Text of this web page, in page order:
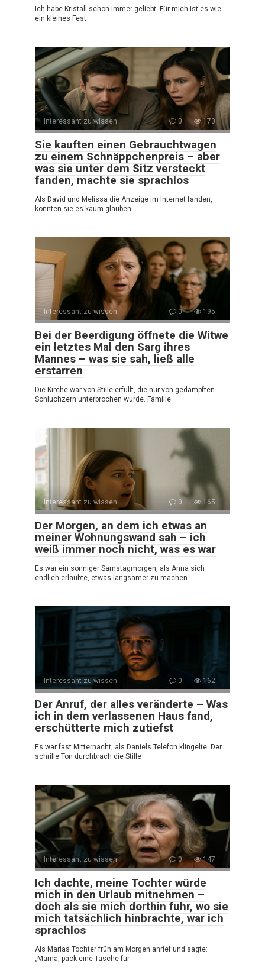
Ich habe Kristall schon immer geliebt. Für mich ist es wie
ein kleines Fest
Interessant zu wissen 0 170
Sie kauften einen Gebrauchtwagen
zu einem Schnäppchenpreis – aber
was sie unter dem Sitz versteckt
fanden, machte sie sprachlos
Als David und Melissa die Anzeige im Internet fanden,
konnten sie es kaum glauben.
Interessant zu wissen 0 195
Bei der Beerdigung öffnete die Witwe
ein letztes Mal den Sarg ihres
Mannes – was sie sah, ließ alle
erstarren
Die Kirche war von Stille erfüllt, die nur von gedämpften
Schluchzern unterbrochen wurde. Familie
Interessant zu wissen 0 165
Der Morgen, an dem ich etwas an
meiner Wohnungswand sah – ich
weiß immer noch nicht, was es war
Es war ein sonniger Samstagmorgen, als Anna sich
endlich erlaubte, etwas langsamer zu machen.
Interessant zu wissen 0 162
Der Anruf, der alles veränderte – Was
ich in dem verlassenen Haus fand,
erschütterte mich zutiefst
Es war fast Mitternacht, als Daniels Telefon klingelte. Der
schrille Ton durchbrach die Stille
Interessant zu wissen 0 147
Ich dachte, meine Tochter würde
mich in den Urlaub mitnehmen –
doch als sie mich dorthin fuhr, wo sie
mich tatsächlich hinbrachte, war ich
sprachlos
Als Marias Tochter früh am Morgen anrief und sagte:
„Mama, pack eine Tasche für